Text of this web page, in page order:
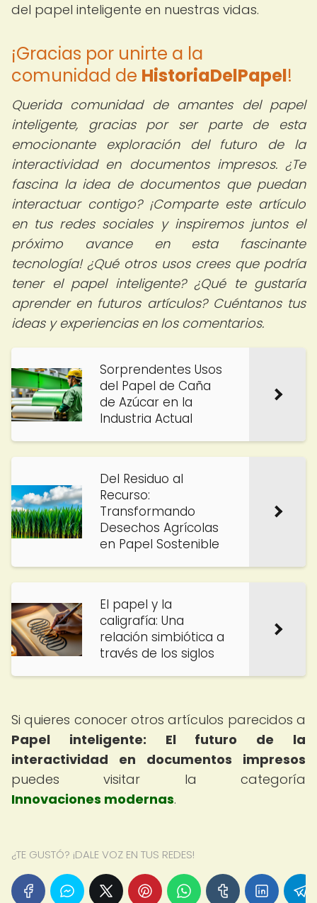
del papel inteligente en nuestras vidas.
¡Gracias por unirte a la
comunidad de HistoriaDelPapel!
Querida comunidad de amantes del papel
inteligente, gracias por ser parte de esta
emocionante exploración del futuro de la
interactividad en documentos impresos. ¿Te
fascina la idea de documentos que puedan
interactuar contigo? ¡Comparte este artículo
en tus redes sociales y inspiremos juntos el
próximo avance en esta fascinante
tecnología! ¿Qué otros usos crees que podría
tener el papel inteligente? ¿Qué te gustaría
aprender en futuros artículos? Cuéntanos tus
ideas y experiencias en los comentarios.
Sorprendentes Usos
del Papel de Caña
de Azúcar en la
Industria Actual
Del Residuo al
Recurso:
Transformando
Desechos Agrícolas
en Papel Sostenible
El papel y la
caligrafía: Una
relación simbiótica a
través de los siglos
Si quieres conocer otros artículos parecidos a
Papel inteligente: El futuro de la
interactividad en documentos impresos
puedes visitar la categoría
Innovaciones modernas.
¿TE GUSTÓ? ¡DALE VOZ EN TUS REDES!